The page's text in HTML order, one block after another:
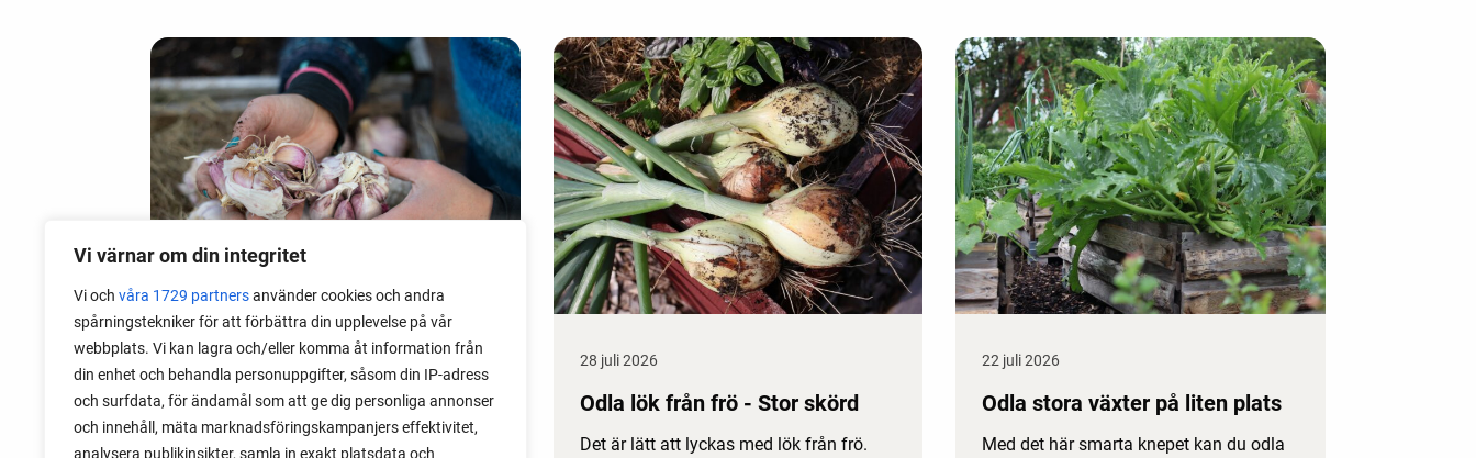
Vi värnar om din integritet
Vi och våra 1729 partnersanvänder cookies och andra
spårningstekniker för att förbättra din upplevelse på vår
webbplats. Vi kan lagra och/eller komma åt information från
din enhet och behandla personuppgifter, såsom din IP-adress
och surfdata, för ändamål som att ge dig personliga annonser
och innehåll, mäta marknadsföringskampanjers effektivitet,
analysera publikinsikter, samla in exakt platsdata och
06 augusti 2026
Sätta vitlök på våren i Sverige
Om du har tur med vädret kan det gå fint
28 juli 2026
Odla lök från frö - Stor skörd
Det är lätt att lyckas med lök från frö.
22 juli 2026
Odla stora växter på liten plats
Med det här smarta knepet kan du odla